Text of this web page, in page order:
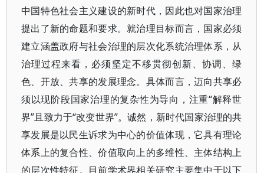
中国特色社会主义建设的新时代，因此也对国家治理
提出了新的命题和要求。就治理目标而言，国家必须
建立涵盖政府与社会治理的层次化系统治理体系，从
治理过程来看，必须坚定不移贯彻创新、协调、绿
色、开放、共享的发展理念。具体而言，迈向共享必
须以现阶段国家治理的复杂性为导向，注重“解释世
界”且致力于“改变世界”。诚然，新时代国家治理的共
享发展是以民生诉求为中心的价值体现，它具有理论
体系上的复合性、价值取向上的多维性、主体结构上
的层次性特征。目前学术界相关研究主要集中于以下